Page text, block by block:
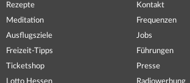
Rezepte
Meditation
Ausflugsziele
Freizeit-Tipps
Ticketshop
Lotto Hessen
Kontakt
Frequenzen
Jobs
Führungen
Presse
Radiowerbung